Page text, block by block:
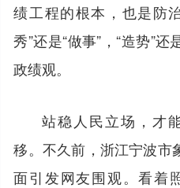
绩工程的根本，也是防
秀”还是“做事”，“造势”
政绩观。
站稳人民立场，才
移。不久前，浙江宁波市
面引发网友围观。看着